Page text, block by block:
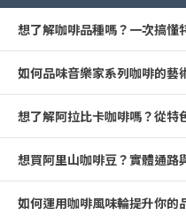
想了解咖啡品種嗎？一次搞懂
如何品味音樂家系列咖啡的藝
想了解阿拉比卡咖啡嗎？從特
想買阿里山咖啡豆？實體通路
如何運用咖啡風味輪提升你的